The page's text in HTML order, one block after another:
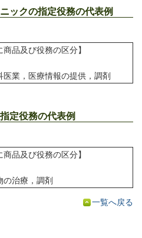
ックの指定役務の代表例
品及び役務の区分】
医業，医療情報の提供，調剤
定役務の代表例
品及び役務の区分】
の治療，調剤
一覧へ戻る